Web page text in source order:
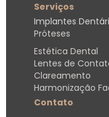
Serviços
Implantes
Próteses
Estética Dental
Lentes de
Clareamento
Harmonização
Contato